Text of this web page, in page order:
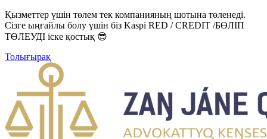
Қызметтер үшін төлем тек компанияның шотына төленеді.
Сізге ыңғайлы болу үшін біз Kaspi RED / CREDIT /БӨЛІП
ТӨЛЕУДІ іске қостық 😎
Толығырақ